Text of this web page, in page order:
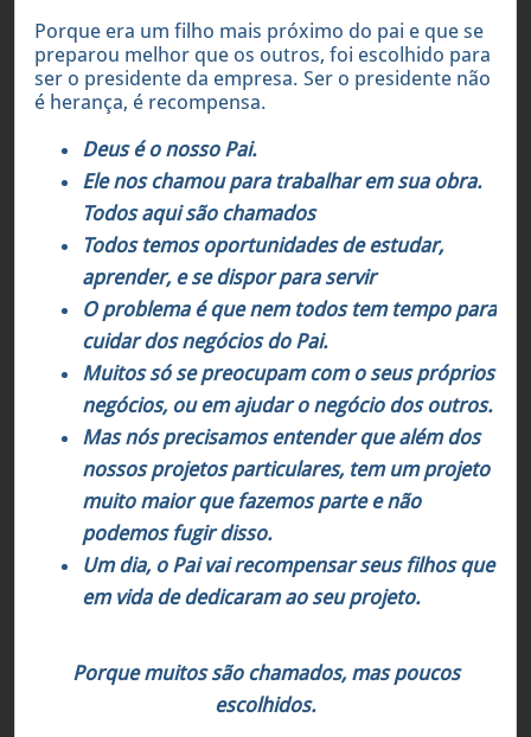
Porque era um filho mais próximo do pai e que se
preparou melhor que os outros, foi escolhido para
ser o presidente da empresa. Ser o presidente não
é herança, é recompensa.
Deus é o nosso Pai.
Ele nos chamou para trabalhar em sua obra.
Todos aqui são chamados
Todos temos oportunidades de estudar,
aprender, e se dispor para servir
O problema é que nem todos tem tempo para
cuidar dos negócios do Pai.
Muitos só se preocupam com o seus próprios
negócios, ou em ajudar o negócio dos outros.
Mas nós precisamos entender que além dos
nossos projetos particulares, tem um projeto
muito maior que fazemos parte e não
podemos fugir disso.
Um dia, o Pai vai recompensar seus filhos que
em vida de dedicaram ao seu projeto.
Porque muitos são chamados, mas poucos
escolhidos.